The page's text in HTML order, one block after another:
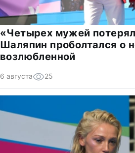
«Четырех мужей
Шаляпин проболтался о
возлюбленной
6 августа 25